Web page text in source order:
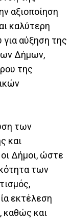
αξιοποίηση
καλύτερη
αύξηση της
Δήμων,
της
των
και
Δήμοι, ώστε
των
εκτέλεση
καθώς και